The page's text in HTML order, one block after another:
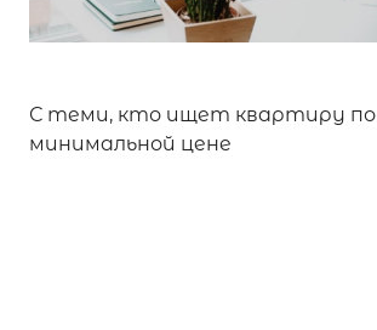
С теми, кто ищет квартиру по
минимальной цене